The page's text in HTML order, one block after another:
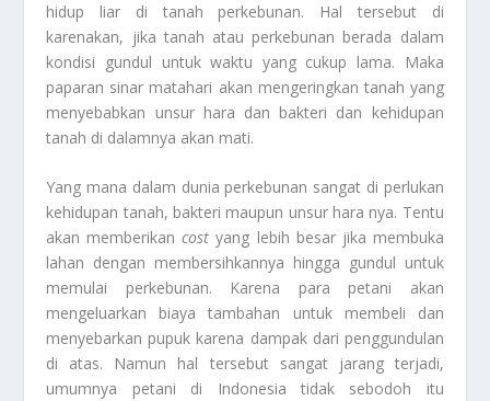
hidup liar di tanah perkebunan. Hal tersebut di
karenakan, jika tanah atau perkebunan berada dalam
kondisi gundul untuk waktu yang cukup lama. Maka
paparan sinar matahari akan mengeringkan tanah yang
menyebabkan unsur hara dan bakteri dan kehidupan
tanah di dalamnya akan mati.
Yang mana dalam dunia perkebunan sangat di perlukan
kehidupan tanah, bakteri maupun unsur hara nya. Tentu
akan memberikancost yang lebih besar jika membuka
lahan dengan membersihkannya hingga gundul untuk
memulai perkebunan. Karena para petani akan
mengeluarkan biaya tambahan untuk membeli dan
menyebarkan pupuk karena dampak dari penggundulan
di atas. Namun hal tersebut sangat jarang terjadi,
umumnya petani di Indonesia tidak sebodoh itu